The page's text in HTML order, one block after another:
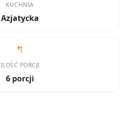
KUCHNIA
Azjatycka
ILOŚĆ PORCJI
6 porcji